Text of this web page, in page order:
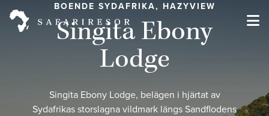
BOENDE SYDAFRIKA, HAZYVIEW
Singita Ebony
Lodge
Singita Ebony Lodge, belägen i hjärtat av
Sydafrikas storslagna vildmark längs Sandflodens